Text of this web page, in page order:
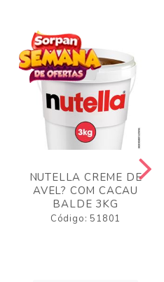
NUTELLA CREME DE
AVEL? COM CACAU
BALDE 3KG
Código: 51801